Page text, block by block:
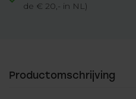
de € 20,- in NL)
Productomschrijving